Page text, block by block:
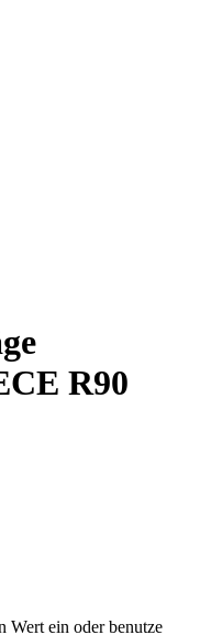
R90
Wert ein oder benutze